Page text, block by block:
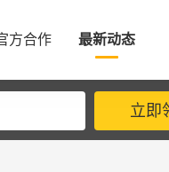
方合作 最新动态
立即